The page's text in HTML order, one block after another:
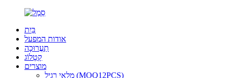
בַּיִת
אודות המפעל
תַעֲרוּכָה
קָטָלוֹג
מוצרים
מלאי רגיל (MOQ12PCS)